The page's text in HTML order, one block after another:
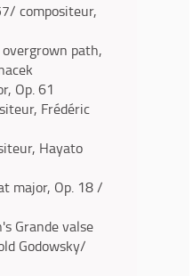
compositeur,
path,
Op. 61
Frédéric
Hayato
major, Op. 18 /
Grande valse
Godowsky/